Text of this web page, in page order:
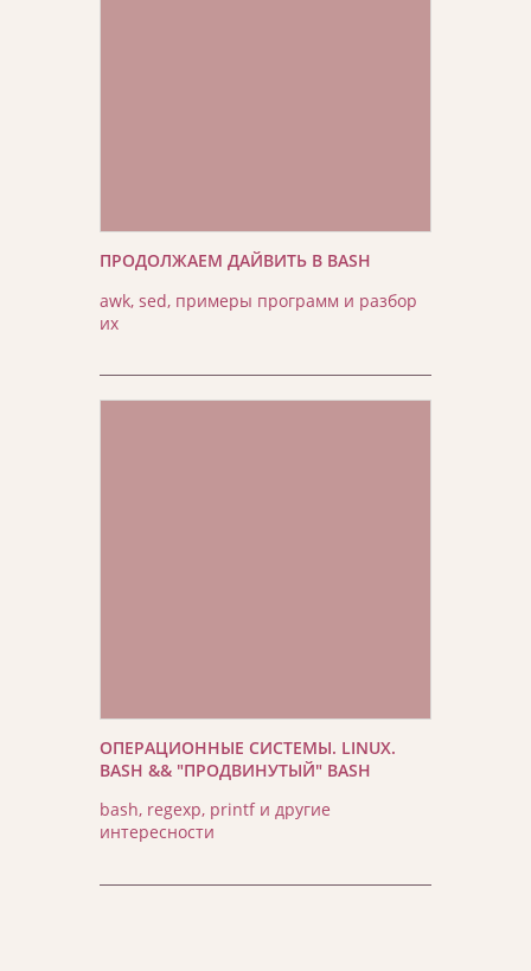
ПРОДОЛЖАЕМ ДАЙВИТЬ В BASH
awk, sed, примеры программ и разбор
их
ОПЕРАЦИОННЫЕ СИСТЕМЫ. LINUX.
BASH && "ПРОДВИНУТЫЙ" BASH
bash, regexp, printf и другие
интересности